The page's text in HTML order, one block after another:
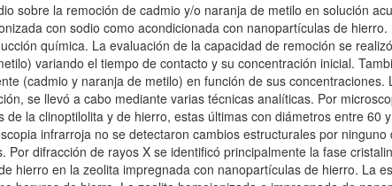
sobre la remoción de cadmio y/o naranja de metilo en solución
con sodio como acondicionada con nanopartículas de
química. La evaluación de la capacidad de remoción se
variando el tiempo de contacto y su concentración inicial.
(cadmio y naranja de metilo) en función de sus concentraciones.
se llevó a cabo mediante varias técnicas analíticas. Por
la clinoptilolita y de hierro, estas últimas con diámetros entre 60
infrarroja no se detectaron cambios estructurales por
Por difracción de rayos X se identificó principalmente la fase
hierro en la zeolita impregnada con nanopartículas de hierro. La